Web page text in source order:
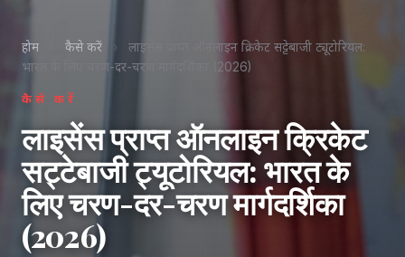
होम कैसे करें ›
लाइसेंस प्राप्त ऑनलाइन क्रिकेट सट्टेबाजी ट्यूटोरियल:
भारत के लिए चरण-दर-चरण मार्गदर्शिका (2026)
कैसे करें
लाइसेंस प्राप्त ऑनलाइन क्रिकेट
सट्टेबाजी ट्यूटोरियल: भारत के
लिए चरण-दर-चरण मार्गदर्शिका
(2026)